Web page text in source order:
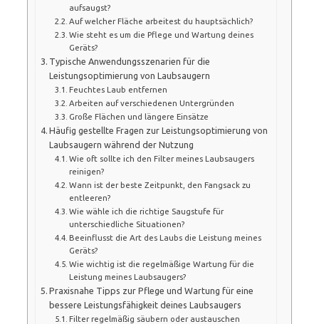
aufsaugst?
Auf welcher Fläche arbeitest du hauptsächlich?
Wie steht es um die Pflege und Wartung deines
Geräts?
Typische Anwendungsszenarien für die
Leistungsoptimierung von Laubsaugern
Feuchtes Laub entfernen
Arbeiten auf verschiedenen Untergründen
Große Flächen und längere Einsätze
Häufig gestellte Fragen zur Leistungsoptimierung von
Laubsaugern während der Nutzung
Wie oft sollte ich den Filter meines Laubsaugers
reinigen?
Wann ist der beste Zeitpunkt, den Fangsack zu
entleeren?
Wie wähle ich die richtige Saugstufe für
unterschiedliche Situationen?
Beeinflusst die Art des Laubs die Leistung meines
Geräts?
Wie wichtig ist die regelmäßige Wartung für die
Leistung meines Laubsaugers?
Praxisnahe Tipps zur Pflege und Wartung für eine
bessere Leistungsfähigkeit deines Laubsaugers
Filter regelmäßig säubern oder austauschen